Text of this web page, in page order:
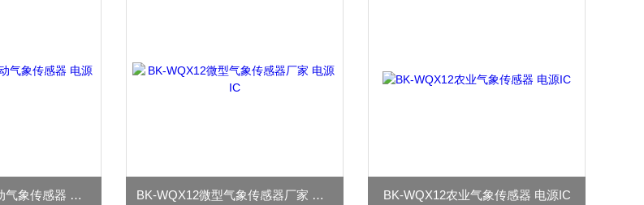
BK-WQX10微型移动气象传感器 电源IC BK-WQX12微型气象传感器厂家 电源IC BK-WQX12农业气象传感器 电源IC